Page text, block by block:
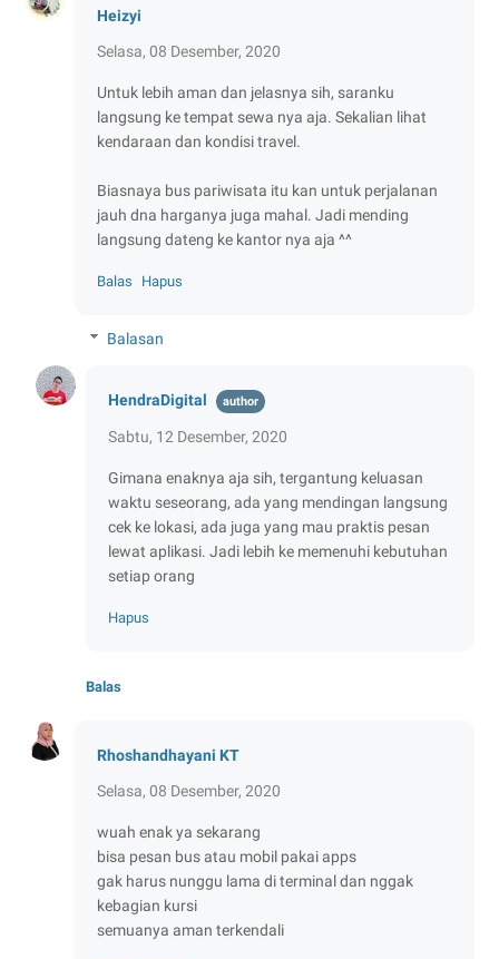
Heizyi
Selasa, 08 Desember, 2020
Untuk lebih aman dan jelasnya sih, saranku
langsung ke tempat sewa nya aja. Sekalian lihat
kendaraan dan kondisi travel.
Biasnaya bus pariwisata itu kan untuk perjalanan
jauh dna harganya juga mahal. Jadi mending
langsung dateng ke kantor nya aja ^^
Balas Hapus
Balasan
HendraDigital
Sabtu, 12 Desember, 2020
Gimana enaknya aja sih, tergantung keluasan
waktu seseorang, ada yang mendingan langsung
cek ke lokasi, ada juga yang mau praktis pesan
lewat aplikasi. Jadi lebih ke memenuhi kebutuhan
setiap orang
Hapus
Balas
Rhoshandhayani KT
Selasa, 08 Desember, 2020
wuah enak ya sekarang
bisa pesan bus atau mobil pakai apps
gak harus nunggu lama di terminal dan nggak
kebagian kursi
semuanya aman terkendali